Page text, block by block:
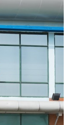
Sản phẩm mới
AI